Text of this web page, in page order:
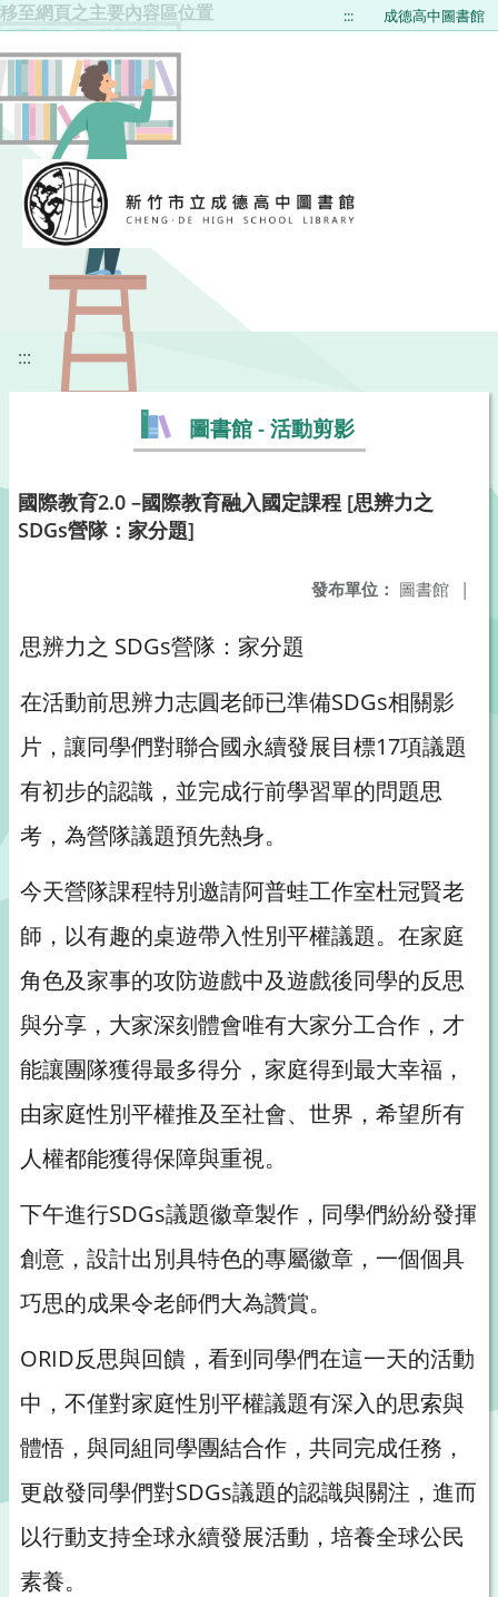
移至網頁之主要內容區位置 ::: 成德高中圖書館
:::
圖書館 - 活動剪影
國際教育2.0 –國際教育融入國定課程 [思辨力之
SDGs營隊：家分題]
發布單位： 圖書館 |
思辨力之 SDGs營隊：家分題
在活動前思辨力志圓老師已準備SDGs相關影
片，讓同學們對聯合國永續發展目標17項議題
有初步的認識，並完成行前學習單的問題思
考，為營隊議題預先熱身。
今天營隊課程特別邀請阿普蛙工作室杜冠賢老
師，以有趣的桌遊帶入性別平權議題。在家庭
角色及家事的攻防遊戲中及遊戲後同學的反思
與分享，大家深刻體會唯有大家分工合作，才
能讓團隊獲得最多得分，家庭得到最大幸福，
由家庭性別平權推及至社會、世界，希望所有
人權都能獲得保障與重視。
下午進行SDGs議題徽章製作，同學們紛紛發揮
創意，設計出別具特色的專屬徽章，一個個具
巧思的成果令老師們大為讚賞。
ORID反思與回饋，看到同學們在這一天的活動
中，不僅對家庭性別平權議題有深入的思索與
體悟，與同組同學團結合作，共同完成任務，
更啟發同學們對SDGs議題的認識與關注，進而
以行動支持全球永續發展活動，培養全球公民
素養。